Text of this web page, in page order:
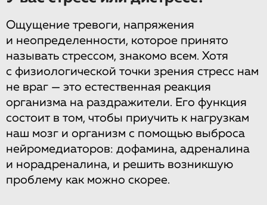
Ощущение тревоги, напряжения
и неопределенности, которое принято
называть стрессом, знакомо всем. Хотя
с физиологической точки зрения стресс нам
не враг — это естественная реакция
организма на раздражители. Его функция
состоит в том, чтобы приучить к нагрузкам
наш мозг и организм с помощью выброса
нейромедиаторов: дофамина, адреналина
и норадреналина, и решить возникшую
проблему как можно скорее.